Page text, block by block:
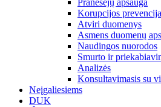
Pranešėjų apsauga
Korupcijos prevencija
Atviri duomenys
Asmens duomenų
Naudingos nuorodos
Smurto ir
Analizės
Konsultavimasis su
Neįgaliesiems
DUK